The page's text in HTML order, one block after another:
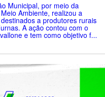
Municipal, por meio da
Ambiente, realizou a
a produtores rurais
A ação contou com o
e tem como objetivo f...